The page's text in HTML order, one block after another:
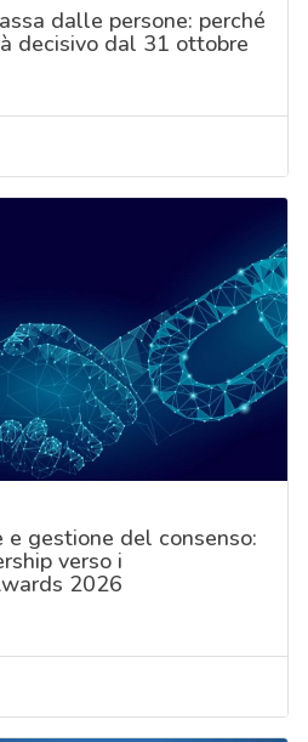
dalle persone: perché
decisivo dal 31 ottobre
e gestione del consenso:
verso i
2026